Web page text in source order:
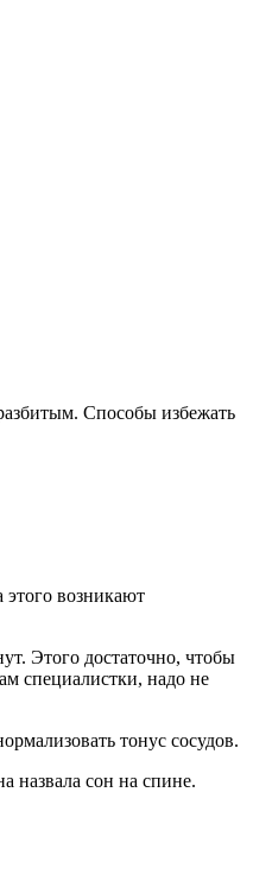
Способы избежать
этого возникают
Этого достаточно, чтобы
специалистки, надо не
тонус сосудов.
назвала сон на спине.